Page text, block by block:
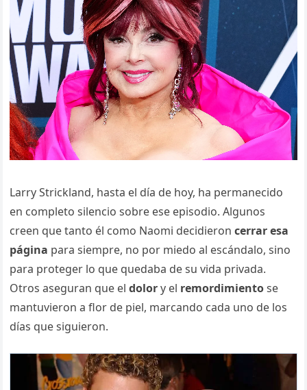
Larry Strickland, hasta el día de hoy, ha permanecido
en completo silencio sobre ese episodio. Algunos
creen que tanto él como Naomi decidieroncerrar esa
página para siempre, no por miedo al escándalo, sino
para proteger lo que quedaba de su vida privada.
Otros aseguran que eldolory el remordimientose
mantuvieron a flor de piel, marcando cada uno de los
días que siguieron.